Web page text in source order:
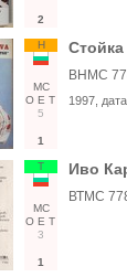
2
Н
МС
О Е Т
5
1
ВНМС
1997 ,
Т
МС
О Е Т
3
1
Иво
ВТМС